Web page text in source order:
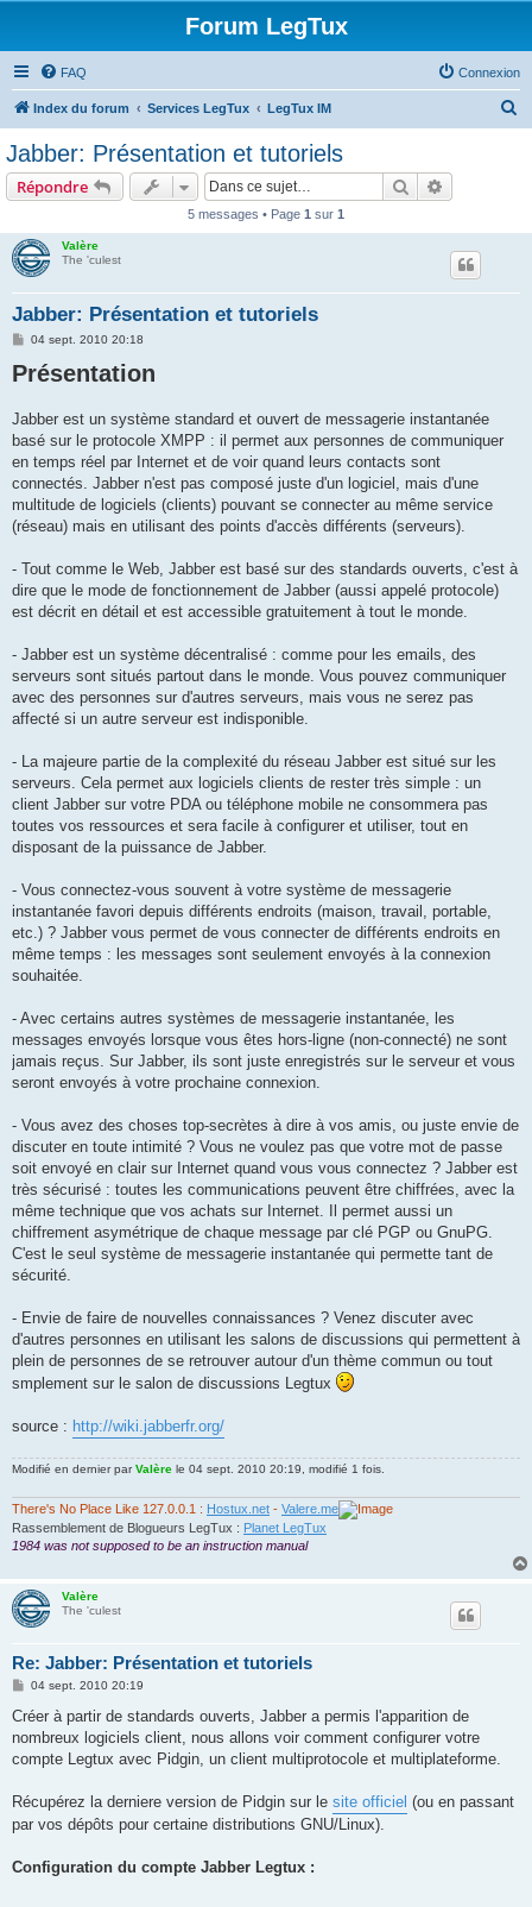
Forum LegTux
FAQ Connexion
Index du forum Services LegTux LegTux IM
Jabber: Présentation et tutoriels
Répondre Rechercher
5 messages • Page 1 sur 1
Valère
The 'culest
Jabber: Présentation et tutoriels
M
s
s
e
04 sept. 2010 20:18
Présentation
Jabber est un système standard et ouvert de messagerie instantanée
basé sur le protocole XMPP : il permet aux personnes de communiquer
en temps réel par Internet et de voir quand leurs contacts sont
connectés. Jabber n'est pas composé juste d'un logiciel, mais d'une
multitude de logiciels (clients) pouvant se connecter au même service
(réseau) mais en utilisant des points d'accès différents (serveurs).
- Tout comme le Web, Jabber est basé sur des standards ouverts, c'est à
dire que le mode de fonctionnement de Jabber (aussi appelé protocole)
est décrit en détail et est accessible gratuitement à tout le monde.
- Jabber est un système décentralisé : comme pour les emails, des
serveurs sont situés partout dans le monde. Vous pouvez communiquer
avec des personnes sur d'autres serveurs, mais vous ne serez pas
affecté si un autre serveur est indisponible.
- La majeure partie de la complexité du réseau Jabber est situé sur les
serveurs. Cela permet aux logiciels clients de rester très simple : un
client Jabber sur votre PDA ou téléphone mobile ne consommera pas
toutes vos ressources et sera facile à configurer et utiliser, tout en
disposant de la puissance de Jabber.
- Vous connectez-vous souvent à votre système de messagerie
instantanée favori depuis différents endroits (maison, travail, portable,
etc.) ? Jabber vous permet de vous connecter de différents endroits en
même temps : les messages sont seulement envoyés à la connexion
souhaitée.
- Avec certains autres systèmes de messagerie instantanée, les
messages envoyés lorsque vous êtes hors-ligne (non-connecté) ne sont
jamais reçus. Sur Jabber, ils sont juste enregistrés sur le serveur et vous
seront envoyés à votre prochaine connexion.
- Vous avez des choses top-secrètes à dire à vos amis, ou juste envie de
discuter en toute intimité ? Vous ne voulez pas que votre mot de passe
soit envoyé en clair sur Internet quand vous vous connectez ? Jabber est
très sécurisé : toutes les communications peuvent être chiffrées, avec la
même technique que vos achats sur Internet. Il permet aussi un
chiffrement asymétrique de chaque message par clé PGP ou GnuPG.
C'est le seul système de messagerie instantanée qui permette tant de
sécurité.
- Envie de faire de nouvelles connaissances ? Venez discuter avec
d'autres personnes en utilisant les salons de discussions qui permettent à
plein de personnes de se retrouver autour d'un thème commun ou tout
smplement sur le salon de discussions Legtux
source : http://wiki.jabberfr.org/
Modifié en dernier parValère le 04 sept. 2010 20:19, modifié 1 fois.
There's No Place Like 127.0.0.1 : Hostux.net - Valere.me
Rassemblement de Blogueurs LegTux : Planet LegTux
1984 was not supposed to be an instruction manual
Valère
The 'culest
Re: Jabber: Présentation et tutoriels
M
s
a
g
04 sept. 2010 20:19
Créer à partir de standards ouverts, Jabber a permis l'apparition de
nombreux logiciels client, nous allons voir comment configurer votre
compte Legtux avec Pidgin, un client multiprotocole et multiplateforme.
Récupérez la derniere version de Pidgin sur le site officiel (ou en passant
par vos dépôts pour certaine distributions GNU/Linux).
Configuration du compte Jabber Legtux :